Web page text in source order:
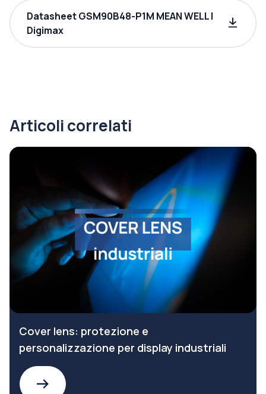
Datasheet GSM90B48-P1M MEAN WELL |
Digimax
Articoli correlati
Cover lens: protezione e
personalizzazione per display industriali